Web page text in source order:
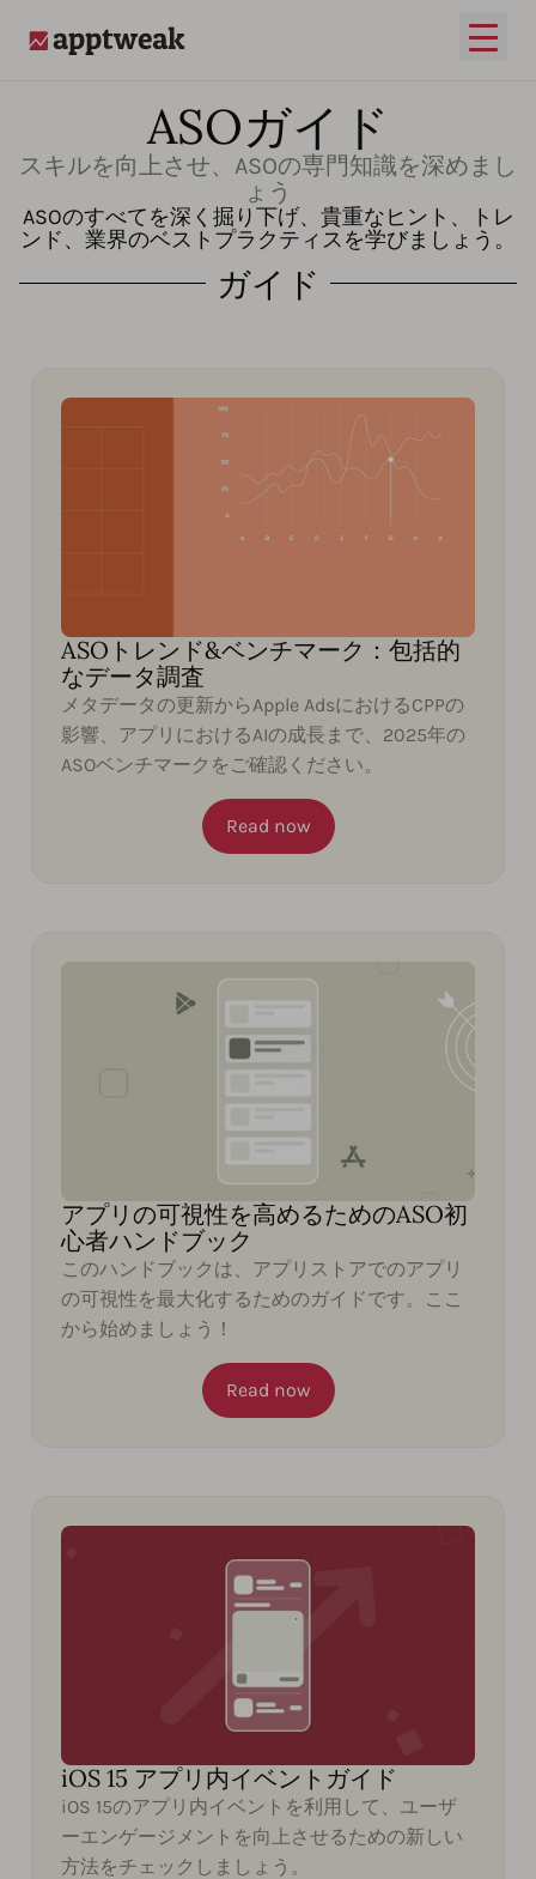
メイ
ASOガイド
スキルを向上させ、ASOの専門知識を深めまし
ょう
ASOのすべてを深く掘り下げ、貴重なヒント、トレ
ンド、業界のベストプラクティスを学びましょう。
ガイド
ASOトレンド&ベンチマーク：包括的
なデータ調査
メタデータの更新からApple AdsにおけるCPPの
影響、アプリにおけるAIの成長まで、2025年の
ASOベンチマークをご確認ください。
Read now
アプリの可視性を高めるためのASO初
心者ハンドブック
このハンドブックは、アプリストアでのアプリ
の可視性を最大化するためのガイドです。ここ
から始めましょう！
Read now
iOS 15 アプリ内イベントガイド
iOS 15のアプリ内イベントを利用して、ユーザ
ーエンゲージメントを向上させるための新しい
方法をチェックしましょう。